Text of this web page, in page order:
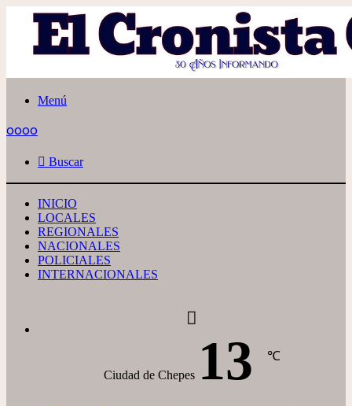
Menú
oooo
Buscar
INICIO
LOCALES
REGIONALES
NACIONALES
POLICIALES
INTERNACIONALES
Ciudad de Chepes 13 ℃